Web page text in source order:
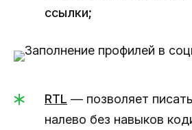
ссылки;
RTL — позволяет
налево без навыков